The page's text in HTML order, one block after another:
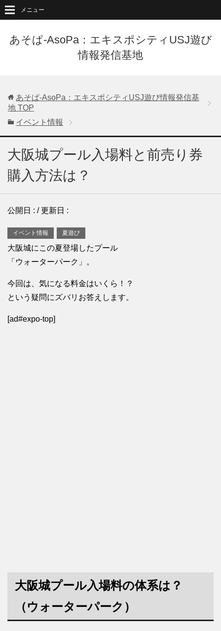
あそぱ-AsoPa：エキスポシティUSJ遊び
情報発信基地
メニュー
あそぱ-AsoPa：エキスポシティUSJ遊び情報発信基
地 TOP
イベント情報
大阪城プール入場料と前売り券
購入方法は？
公開日 : / 更新日 :
イベント情報 夏遊び
大阪城にこの夏登場したプール
「ウォーターパーク」。
今回は、気になる料金はいくら！？
という疑問にズバリお答えします。
[ad#expo-top]
大阪城プール入場料の体系は？
（ウォーターパーク）